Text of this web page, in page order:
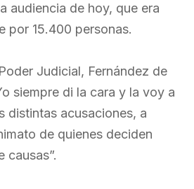
audiencia de hoy, que era
por 15.400 personas.
Judicial, Fernández de
siempre di la cara y la voy a
distintas acusaciones, a
de quienes deciden
causas”.